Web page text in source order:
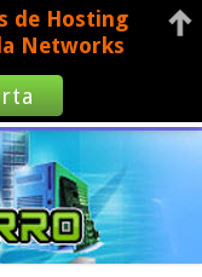
de Hosting
Networks